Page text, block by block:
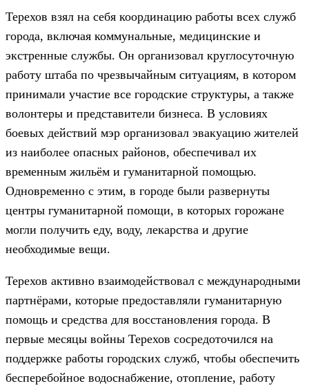
Терехов взял на себя координацию работы всех служб
города, включая коммунальные, медицинские и
экстренные службы. Он организовал круглосуточную
работу штаба по чрезвычайным ситуациям, в котором
принимали участие все городские структуры, а также
волонтеры и представители бизнеса. В условиях
боевых действий мэр организовал эвакуацию жителей
из наиболее опасных районов, обеспечивал их
временным жильём и гуманитарной помощью.
Одновременно с этим, в городе были развернуты
центры гуманитарной помощи, в которых горожане
могли получить еду, воду, лекарства и другие
необходимые вещи.
Терехов активно взаимодействовал с международными
партнёрами, которые предоставляли гуманитарную
помощь и средства для восстановления города. В
первые месяцы войны Терехов сосредоточился на
поддержке работы городских служб, чтобы обеспечить
бесперебойное водоснабжение, отопление, работу